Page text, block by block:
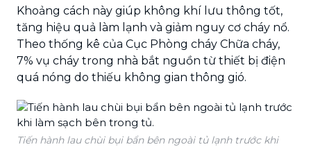
Khoảng cách này giúp không khí lưu thông tốt,
tăng hiệu quả làm lạnh và giảm nguy cơ cháy nổ.
Theo thống kê của Cục Phòng cháy Chữa cháy,
7% vụ cháy trong nhà bắt nguồn từ thiết bị điện
quá nóng do thiếu không gian thông gió.
Tiến hành lau chùi bụi bẩn bên ngoài tủ lạnh trước khi